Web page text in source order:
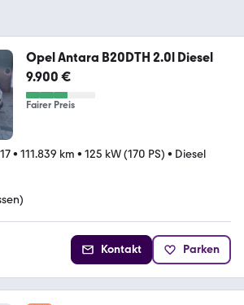
Opel Antara B20DTH 2.0l Diesel
9.900 €
Fairer Preis
• 111.839 km • 125 kW (170 PS) • Diesel
Kontakt Parken